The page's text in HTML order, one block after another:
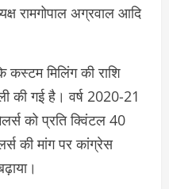
रामगोपाल अग्रवाल आदि
मिलिंग की राशि
की गई है। वर्ष 2020-21
को प्रति क्विंटल 40
की मांग पर कांग्रेस